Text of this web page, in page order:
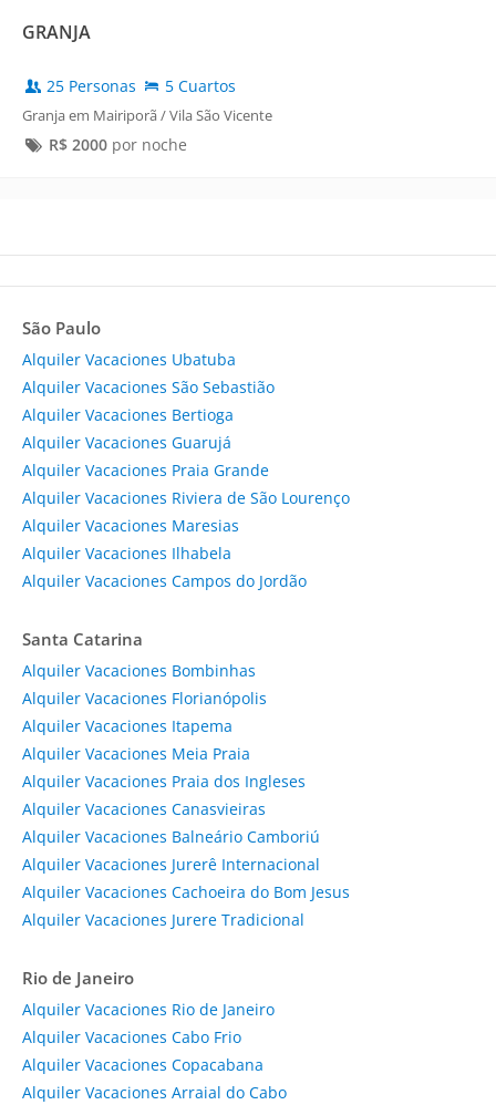
GRANJA
25 Personas 5 Cuartos
Granja em Mairiporã / Vila São Vicente
R$ 2000por noche
São Paulo
Alquiler Vacaciones Ubatuba
Alquiler Vacaciones São Sebastião
Alquiler Vacaciones Bertioga
Alquiler Vacaciones Guarujá
Alquiler Vacaciones Praia Grande
Alquiler Vacaciones Riviera de São Lourenço
Alquiler Vacaciones Maresias
Alquiler Vacaciones Ilhabela
Alquiler Vacaciones Campos do Jordão
Santa Catarina
Alquiler Vacaciones Bombinhas
Alquiler Vacaciones Florianópolis
Alquiler Vacaciones Itapema
Alquiler Vacaciones Meia Praia
Alquiler Vacaciones Praia dos Ingleses
Alquiler Vacaciones Canasvieiras
Alquiler Vacaciones Balneário Camboriú
Alquiler Vacaciones Jurerê Internacional
Alquiler Vacaciones Cachoeira do Bom Jesus
Alquiler Vacaciones Jurere Tradicional
Rio de Janeiro
Alquiler Vacaciones Rio de Janeiro
Alquiler Vacaciones Cabo Frio
Alquiler Vacaciones Copacabana
Alquiler Vacaciones Arraial do Cabo